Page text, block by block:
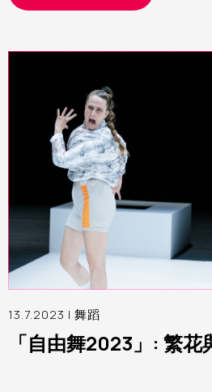
13.7.2023 | 舞蹈
「自由舞2023」: 繁花